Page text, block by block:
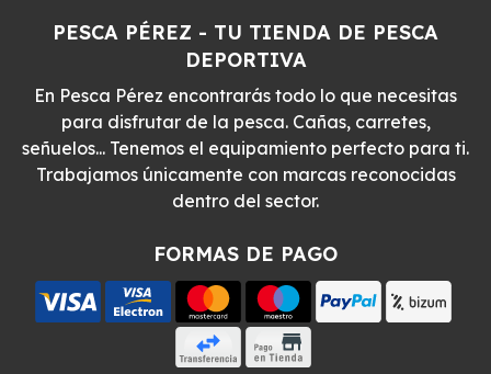
PESCA PÉREZ - TU TIENDA DE PESCA
DEPORTIVA
En Pesca Pérez encontrarás todo lo que necesitas
para disfrutar de la pesca. Cañas, carretes,
señuelos... Tenemos el equipamiento perfecto para ti.
Trabajamos únicamente con marcas reconocidas
dentro del sector.
FORMAS DE PAGO